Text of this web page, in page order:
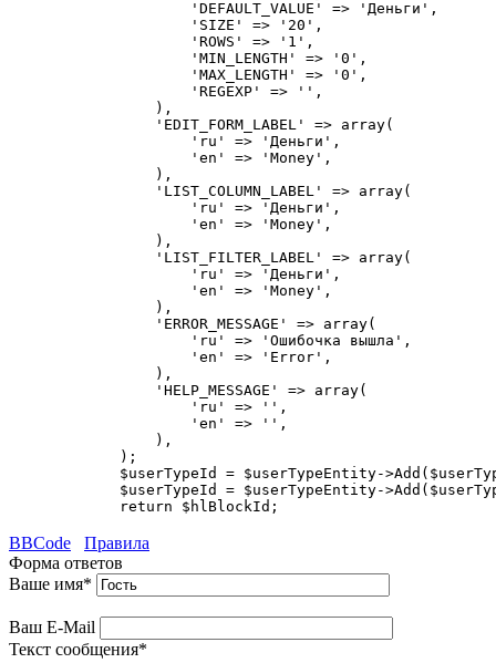
'DEFAULT_VALUE' => 'Деньги',
'SIZE' => '20',
'ROWS' => '1',
'MIN_LENGTH' => '0',
'MAX_LENGTH' => '0',
'REGEXP' => '',
),
'EDIT_FORM_LABEL' => array(
'ru' => 'Деньги',
'en' => 'Money',
),
'LIST_COLUMN_LABEL' => array(
'ru' => 'Деньги',
'en' => 'Money',
),
'LIST_FILTER_LABEL' => array(
'ru' => 'Деньги',
'en' => 'Money',
),
'ERROR_MESSAGE' => array(
'ru' => 'Ошибочка вышла',
'en' => 'Error',
),
'HELP_MESSAGE' => array(
'ru' => '',
'en' => '',
),
);
$userTypeId = $userTypeEntity-
$userTypeId = $userTypeEntity-
return $hlBlockId;
BBCode
Правила
Форма ответов
Ваше имя*
Ваш E-Mail
Текст сообщения*